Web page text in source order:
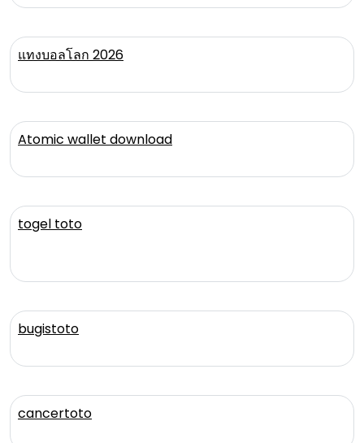
แทงบอลโลก 2026
Atomic wallet download
togel toto
bugistoto
cancertoto